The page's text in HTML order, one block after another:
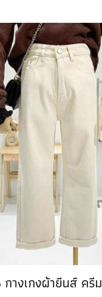
กางเกงผ้ายีนส์ ครีม